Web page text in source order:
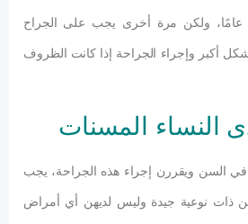
ولكن مرة أخرى يجب على الجراح
أكبر وإجراء الجراحة إذا كانت الظروف
النساء المسنات
في السن ويقررن إجراء هذه الجراحة، يجب
ذات نوعية جيدة وليس لديهن أي أمراض